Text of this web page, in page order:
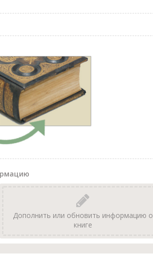
Дополнить или обновить информацию о
книге